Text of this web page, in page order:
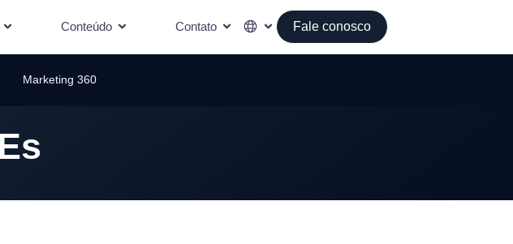
Conteúdo Contato Fale conosco
Marketing 360